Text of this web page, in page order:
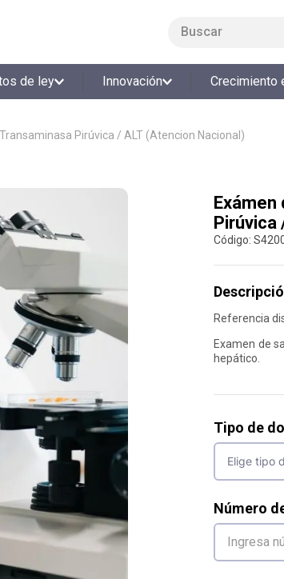
de ley Innovación Crecimiento
Pirúvica / ALT (Atencion Nacional)
Exámen
Pirúvica
:
Referencia
Examen de
hepático.
Tipo de
Número
BUSCADO
fit
bolos
creativos
laboral